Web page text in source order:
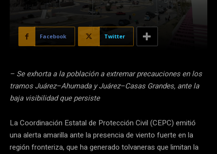
Facebook Twitter
– Se exhorta a la población a extremar precauciones en los
tramos Juárez–Ahumada y Juárez–Casas Grandes, ante la
baja visibilidad que persiste
La Coordinación Estatal de Protección Civil (CEPC) emitió
una alerta amarilla ante la presencia de viento fuerte en la
región fronteriza, que ha generado tolvaneras que limitan la